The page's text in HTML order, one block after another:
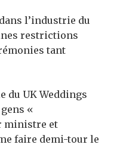
l’industrie du
restrictions
tant
du UK Weddings
«
ministre et
faire demi-tour le